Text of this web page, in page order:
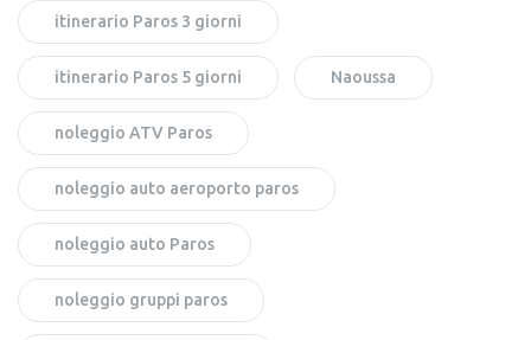
itinerario Paros 3 giorni
itinerario Paros 5 giorni Naoussa
noleggio ATV Paros
noleggio auto aeroporto paros
noleggio auto Paros
noleggio gruppi paros